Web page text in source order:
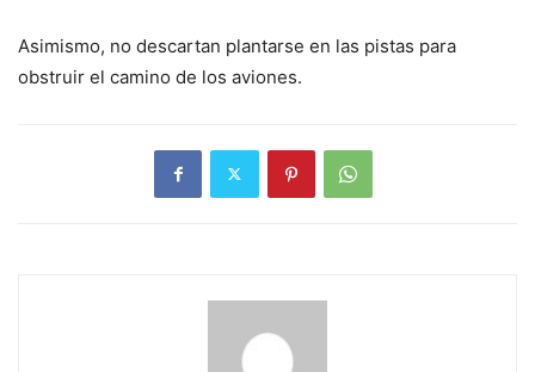
Asimismo, no descartan plantarse en las pistas para
obstruir el camino de los aviones.